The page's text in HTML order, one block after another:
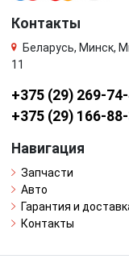
Контакты
Беларусь, Минск,
11
+375 (29) 269-
+375 (29) 166-
Навигация
Запчасти
Авто
Гарантия и
Контакты